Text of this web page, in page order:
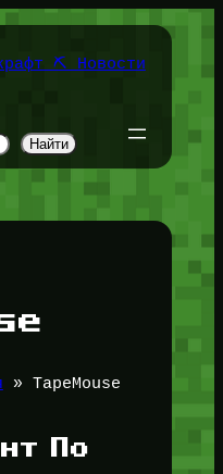
⛏️ Новости
Найти
» TapeMouse
По